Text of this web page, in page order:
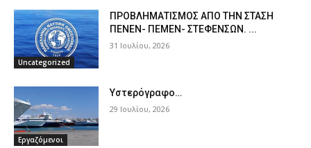
Uncategorized
ΠPOΒΛΗΜΑΤΙΣΜΟΣ ΑΠΟ ΤΗΝ ΣΤΑΣΗ
ΠΕΝΕΝ- ΠΕΜΕΝ- ΣΤΕΦΕΝΣΩΝ. ...
31 Ιουλίου, 2026
Εργαζόμενοι
Υστερόγραφο…
29 Ιουλίου, 2026